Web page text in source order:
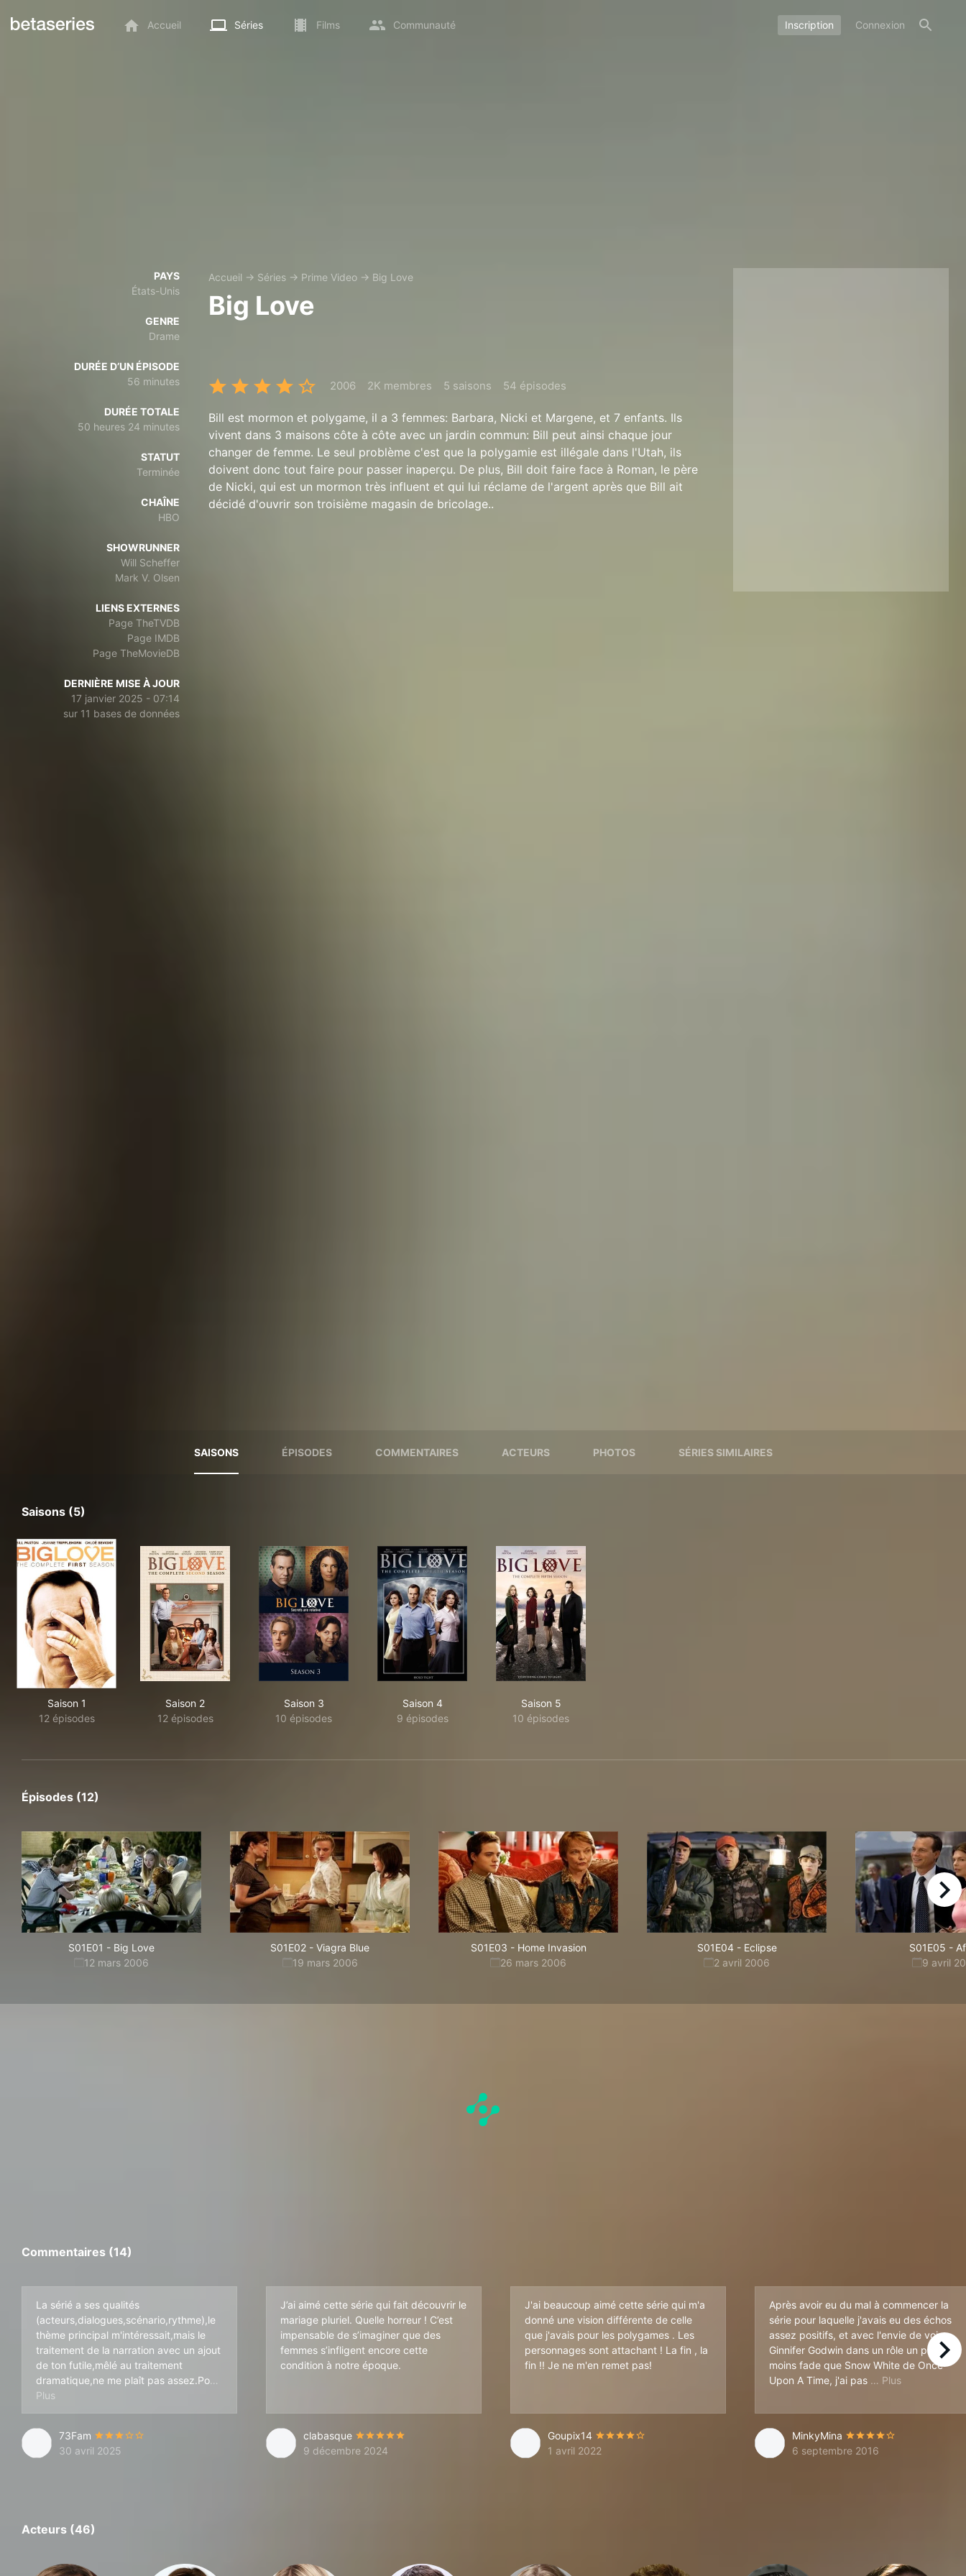
Accueil Séries Films Communauté Inscription Connexion
PAYS
États-Unis
GENRE
Drame
DURÉE D’UN ÉPISODE
56 minutes
DURÉE TOTALE
50 heures 24 minutes
STATUT
Terminée
CHAÎNE
HBO
SHOWRUNNER
Will Scheffer
Mark V. Olsen
LIENS EXTERNES
Page TheTVDB
Page IMDB
Page TheMovieDB
DERNIÈRE MISE À JOUR
17 janvier 2025 - 07:14
sur 11 bases de données
Accueil → Séries → Prime Video → Big Love
Big Love
2006 2K membres 5 saisons 54 épisodes
Bill est mormon et polygame, il a 3 femmes: Barbara, Nicki et Margene, et 7 enfants. Ils
vivent dans 3 maisons côte à côte avec un jardin commun: Bill peut ainsi chaque jour
changer de femme. Le seul problème c'est que la polygamie est illégale dans l'Utah, ils
doivent donc tout faire pour passer inaperçu. De plus, Bill doit faire face à Roman, le père
de Nicki, qui est un mormon très influent et qui lui réclame de l'argent après que Bill ait
décidé d'ouvrir son troisième magasin de bricolage..
SAISONS ÉPISODES COMMENTAIRES ACTEURS PHOTOS SÉRIES SIMILAIRES
Saisons (5)
Saison 1
12 épisodes
Saison 2
12 épisodes
Saison 3
10 épisodes
Saison 4
9 épisodes
Saison 5
10 épisodes
Épisodes (12)
S01E01 - Big Love
12 mars 2006
S01E02 - Viagra Blue
19 mars 2006
S01E03 - Home Invasion
26 mars 2006
S01E04- Eclipse
2 avril 2006
S01E05 -
9 avril
right
Commentaires (14)
La sérié a ses qualités
(acteurs,dialogues,scénario,rythme),le
thème principal m'intéressait,mais le
traitement de la narration avec un ajout
de ton futile,mêlé au traitement
dramatique,ne me plaît pas assez.Po
73Fam
30 avril 2025
J’ai aimé cette série qui fait découvrir le
mariage pluriel. Quelle horreur ! C’est
impensable de s’imaginer que des
femmes s’infligent encore cette
condition à notre époque.
clabasque
9 décembre 2024
J'ai beaucoup aimé cette série qui m'a
donné une vision différente de celle
que j'avais pour les polygames . Les
personnages sont attachant ! La fin , la
fin !! Je ne m'en remet pas!
Goupix14
1 avril 2022
Après avoir eu du mal à commencer la
série pour laquelle j'avais eu des échos
assez positifs, et avec l'envie de voir
Ginnifer Godwin dans un rôle un peu
moins fade que Snow White de Once
Upon A Time, j'ai pas
mal
MinkyMina
6 septembre 2016
right
Acteurs (46)